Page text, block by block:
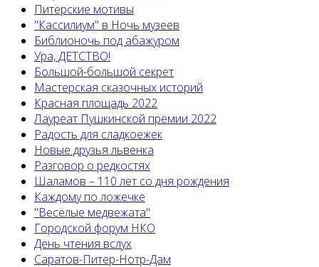
Питерские мотивы
"Кассилиум" в Ночь музеев
Библионочь под абажуром
Ура, ДЕТСТВО!
Большой-большой секрет
Мастерская сказочных историй
Красная площадь 2022
Лауреат Пушкинской премии 2022
Радость для сладкоежек
Новые друзья львенка
Разговор о редкостях
Шаламов – 110 лет со дня рождения
Каждому по ложечке
"Весёлые медвежата"
Городской форум НКО
День чтения вслух
Саратов-Питер-Нотр-Дам